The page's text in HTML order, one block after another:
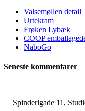
Valsemøllen detail
Urtekram
Frøken Lybæk
COOP
NaboGo
Seneste kommentarer
Spinderigade 11,